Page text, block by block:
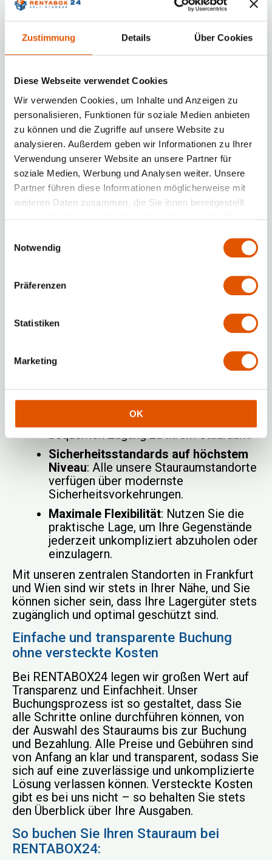
Zustimmung Details Über Cookies
Diese Webseite verwendet Cookies
Wir verwenden Cookies, um Inhalte und Anzeigen zu
personalisieren, Funktionen für soziale Medien anbieten
zu können und die Zugriffe auf unsere Website zu
analysieren. Außerdem geben wir Informationen zu Ihrer
Verwendung unserer Website an unsere Partner für
soziale Medien, Werbung und Analysen weiter. Unsere
Partner führen diese Informationen möglicherweise mit
weiteren Daten zusammen, die Sie ihnen bereitgestellt
Notwendig
Präferenzen
Statistiken
Marketing
OK
Geschäftskunden, die Büromöbel oder
umfangreiche Lagerbestände
unterbringen möchten.
Dank dieser flexiblen Größenoptionen können
für den tatsächlichen Bedarf zahlen. So
behalten Sie nicht nur Ihre Kosten im Griff,
sondern auch Ihre Lageranforderungen.
Jetzt online buchen
Stauraum mieten in Frankfurt und Wien
– Standorte in Ihrer Nähe
Stauraum
Standorten, sodass Sie garantiert einen
in Ihrer Nähe finden. Unsere Lagerhäuser sind
so gelegen, dass sie für Privat- und
erreichbar sind. So sparen Sie wertvolle Zeit
Vorteile unserer Standorte in Frankfurt
: Unsere Standorte sind
verkehrsgünstig gelegen und bieten
bequemen Zugang zu Ihrem Stauraum.
Sicherheitsstandards auf höchstem
Niveau: Alle unsere Stauraumstandorte
verfügen über modernste
Sicherheitsvorkehrungen.
Maximale Flexibilität: Nutzen Sie die
praktische Lage, um Ihre Gegenstände
jederzeit unkompliziert abzuholen oder
einzulagern.
Mit unseren zentralen Standorten in Frankfurt
und Wien sind wir stets in Ihrer Nähe, und Sie
können sicher sein, dass Ihre Lagergüter stets
zugänglich und optimal geschützt sind.
Einfache und transparente Buchung
ohne versteckte Kosten
Bei RENTABOX24 legen wir großen Wert auf
Transparenz und Einfachheit. Unser
Buchungsprozess ist so gestaltet, dass Sie
alle Schritte online durchführen können, von
der Auswahl des Stauraums bis zur Buchung
und Bezahlung. Alle Preise und Gebühren sind
von Anfang an klar und transparent, sodass Sie
sich auf eine zuverlässige und unkomplizierte
Lösung verlassen können. Versteckte Kosten
gibt es bei uns nicht – so behalten Sie stets
den Überblick über Ihre Ausgaben.
So buchen Sie Ihren Stauraum bei
RENTABOX24: